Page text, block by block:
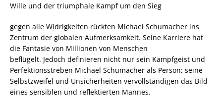
Wille und der triumphale Kampf um den Sieg
gegen alle Widrigkeiten rückten Michael Schumacher ins
Zentrum der globalen Aufmerksamkeit. Seine Karriere hat
die Fantasie von Millionen von Menschen
beflügelt. Jedoch definieren nicht nur sein Kampfgeist und
Perfektionsstreben Michael Schumacher als Person; seine
Selbstzweifel und Unsicherheiten vervollständigen das Bild
eines sensiblen und reflektierten Mannes.